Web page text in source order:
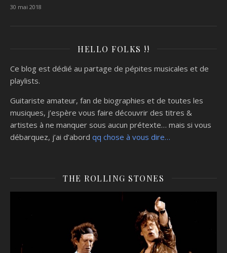
30 mai 2018
HELLO FOLKS !!
Ce blog est dédié au partage de pépites musicales et de
playlists.
Guitariste amateur, fan de biographies et de toutes les
musiques, j’espère vous faire découvrir des titres &
artistes à ne manquer sous aucun prétexte… mais si vous
débarquez, j’ai d’abord qq chose à vous dire…
THE ROLLING STONES